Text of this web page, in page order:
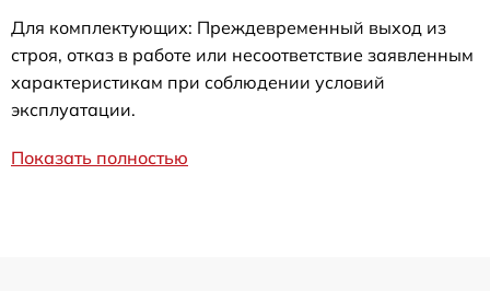
Для комплектующих: Преждевременный выход из
строя, отказ в работе или несоответствие заявленным
характеристикам при соблюдении условий
эксплуатации.
Показать полностью